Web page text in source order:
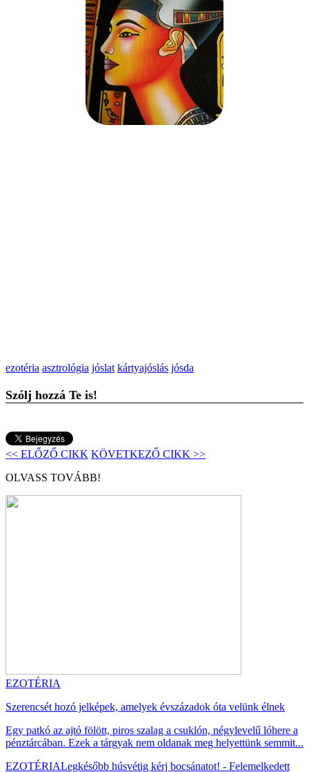
ezotéria asztrológia jóslat kártyajóslás jósda
Szólj hozzá Te is!
<< ELŐZŐ CIKK KÖVETKEZŐ CIKK >>
OLVASS TOVÁBB!
EZOTÉRIA
Szerencsét hozó jelképek, amelyek évszázadok óta velünk élnek
Egy patkó az ajtó fölött, piros szalag a csuklón, négylevelű lóhere a
pénztárcában. Ezek a tárgyak nem oldanak meg helyettünk semmit...
EZOTÉRIALegkésőbb húsvétig kérj bocsánatot! - Felemelkedett